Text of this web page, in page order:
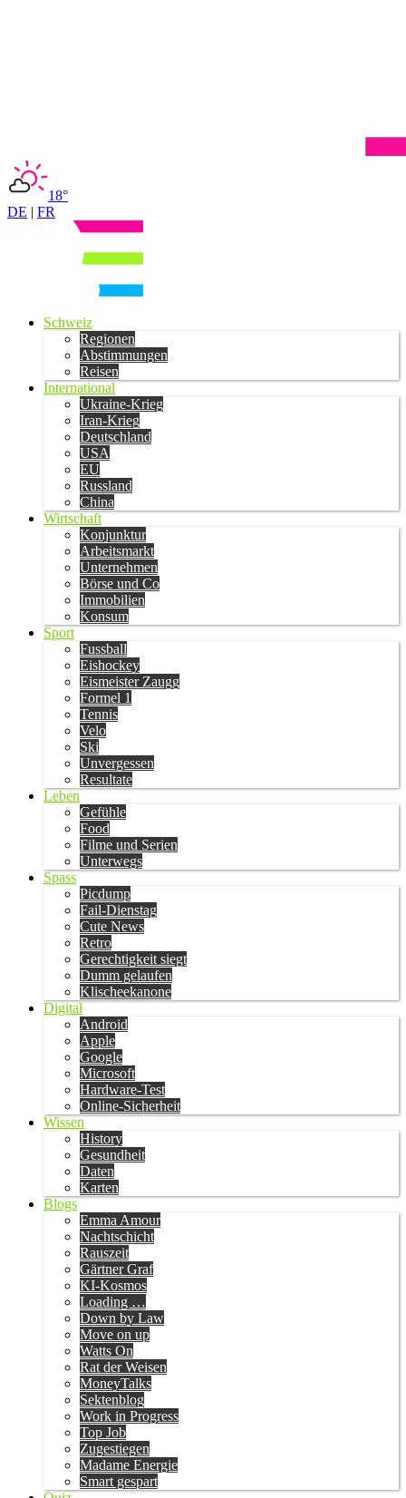
18°
DE | FR
Schweiz
Regionen
Abstimmungen
Reisen
International
Ukraine-Krieg
Iran-Krieg
Deutschland
USA
EU
Russland
China
Wirtschaft
Konjunktur
Arbeitsmarkt
Unternehmen
Börse und Co
Immobilien
Konsum
Sport
Fussball
Eishockey
Eismeister Zaugg
Formel 1
Tennis
Velo
Ski
Unvergessen
Resultate
Leben
Gefühle
Food
Filme und Serien
Unterwegs
Spass
Picdump
Fail-Dienstag
Cute News
Retro
Gerechtigkeit siegt
Dumm gelaufen
Klischeekanone
Digital
Android
Apple
Google
Microsoft
Hardware-Test
Online-Sicherheit
Wissen
History
Gesundheit
Daten
Karten
Blogs
Emma Amour
Nachtschicht
Rauszeit
Gärtner Graf
KI-Kosmos
Loading …
Down by Law
Move on up
Watts On
Rat der Weisen
MoneyTalks
Sektenblog
Work in Progress
Top Job
Zugestiegen
Madame Energie
Smart gespart